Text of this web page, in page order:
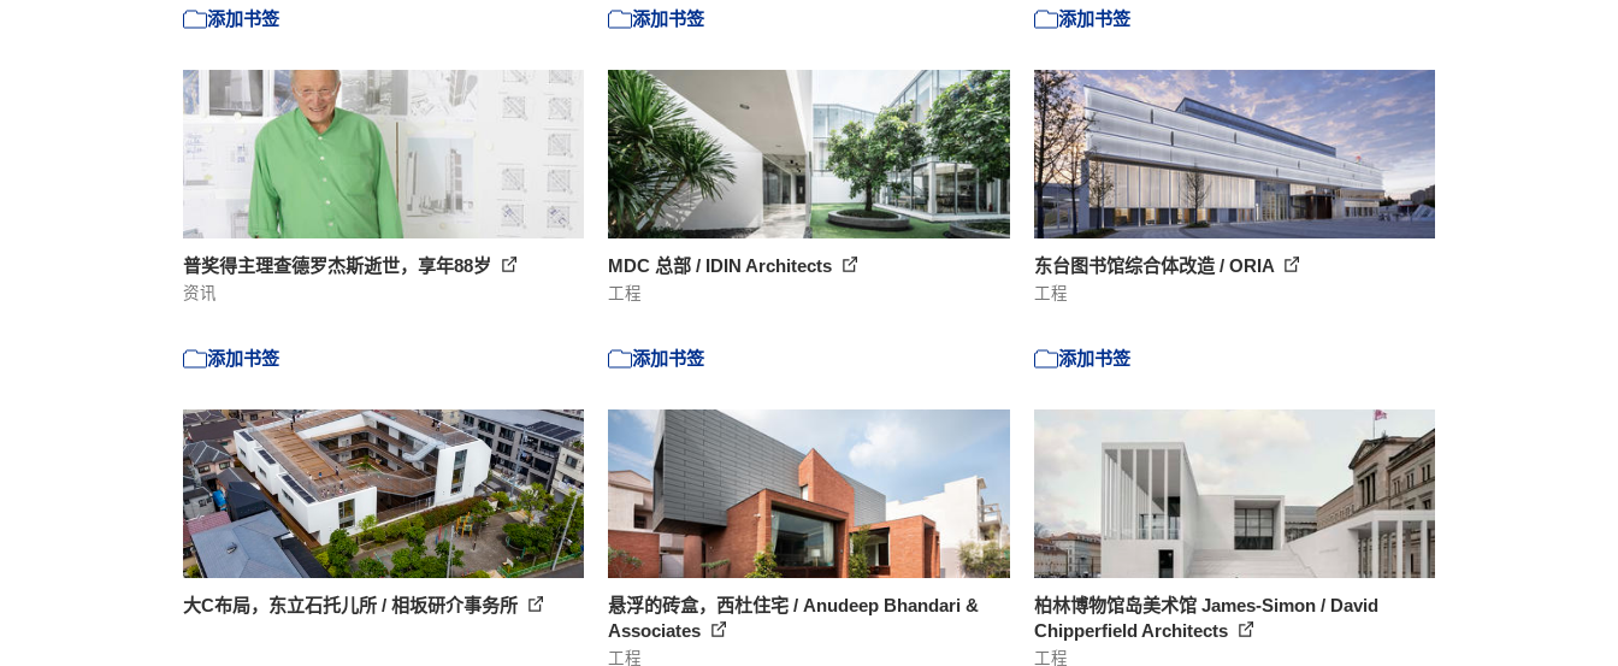
添加书签 添加书签 添加书签
普奖得主理查德罗杰斯逝世，享年88岁
资讯
添加书签
MDC 总部 / IDIN Architects
工程
添加书签
东台图书馆综合体改造 / ORIA
工程
添加书签
大C布局，东立石托儿所 / 相坂研介事务所
悬浮的砖盒，西杜住宅 / Anudeep Bhandari &
Associates
工程
柏林博物馆岛美术馆 James-Simon / David
Chipperfield Architects
工程